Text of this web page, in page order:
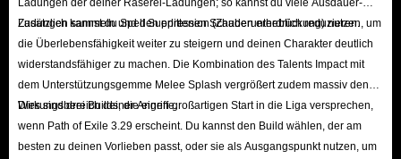
Ladungen sammeln und den erlittenen Schaden erheblich reduzieren.
Zusätzlich kannst du Spell Suppression (Zauberunterdrückung) nutzen, um
die Überlebensfähigkeit weiter zu steigern und deinen Charakter deutlich
widerstandsfähiger zu machen. Die Kombination des Talents Impact mit
dem Unterstützungsgemme Melee Splash vergrößert zudem massiv den
Wirkungsbereich deiner Angriffe.
Dies sind drei Builds, die einen großartigen Start in die Liga versprechen,
wenn Path of Exile 3.29 erscheint. Du kannst den Build wählen, der am
besten zu deinen Vorlieben passt, oder sie als Ausgangspunkt nutzen, um